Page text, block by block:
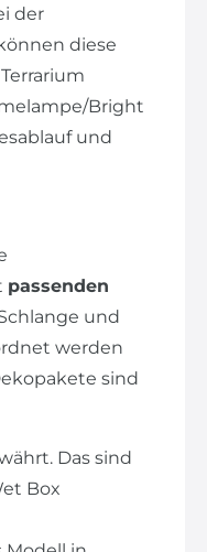
der
diese
Bright
und
passenden
und
werden
sind
Das sind
Box